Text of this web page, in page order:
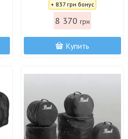
+ 837 грн бонус
8 370 грн
Купить